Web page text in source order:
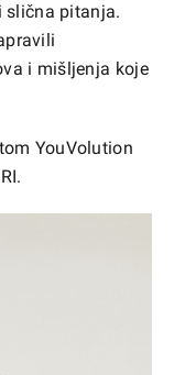
slična pitanja.
i mišljenja koje
YouVolution